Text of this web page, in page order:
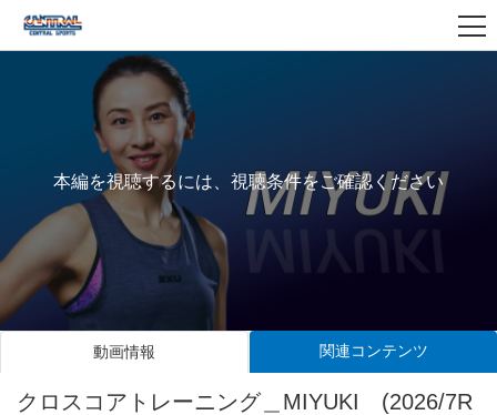
本編を視聴するには、視聴条件をご確認ください
動画情報 関連コンテンツ
クロスコアトレーニング＿MIYUKI (2026/7R